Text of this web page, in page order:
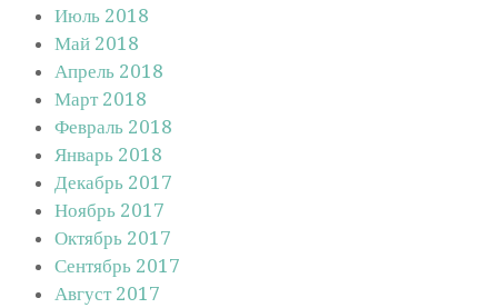
Июль 2018
Май 2018
Апрель 2018
Март 2018
Февраль 2018
Январь 2018
Декабрь 2017
Ноябрь 2017
Октябрь 2017
Сентябрь 2017
Август 2017